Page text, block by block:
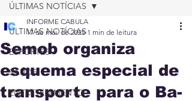
ÚLTIMAS NOTÍCIAS
ESPORTES
SAÚDE
ENTRETENIMENTO
ÚLTIMAS NOTÍCIAS
Semob organiza
esquema especial de
transporte para o Ba-
INFORME CABULA
17 de mai. de 2025 1 min de leitura